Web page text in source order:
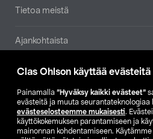
Clas Ohlson käyttää evästeitä
Painamalla ”Hyväksy kaikki evästeet”
evästeitä ja muuta seurantateknologiaa
evästeselosteemme mukaisesti.
käyttökokemuksen parantamiseen ja
mainonnan kohdentamiseen.
Tietoa meistä
Ajankohtaista
Muut yrityksemme
Etsi
SE NO